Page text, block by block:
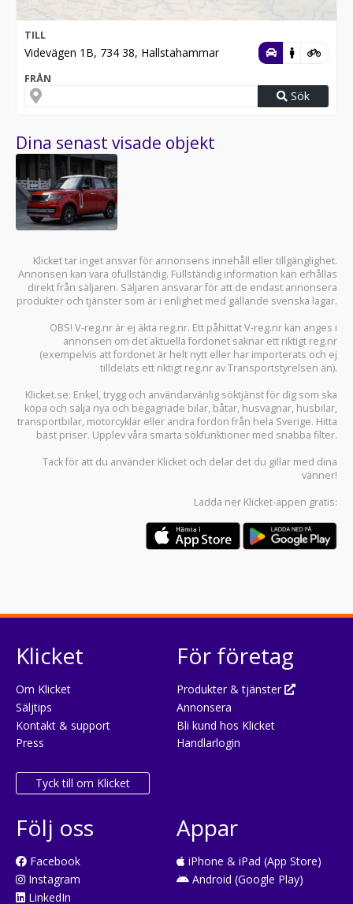
TILL
Videvägen 1B, 734 38, Hallstahammar
FRÅN
Sök
Dina senast visade objekt
Klicket tar inget ansvar för annonsens innehåll eller tillgänglighet.
Annonsen kan vara ofullständig. Fullständig information kan erhållas
direkt från säljaren. Säljaren ansvarar för att de endast annonsera
produkter och tjänster som är i enlighet med gällande svenska lagar.
OBS! V-reg.nr är ej äkta reg.nr. Ett påhittat V-reg.nr kan anges i
annonsen om det aktuella fordonet saknar ett riktigt reg.nr
(exempelvis att fordonet är helt nytt eller har importerats och ej
tilldelats ett riktigt reg.nr av Transportstyrelsen än).
Klicket.se: Enkel, trygg och användarvänlig söktjänst för dig som ska
köpa och sälja nya och begagnade bilar, båtar, husvagnar, husbilar,
transportbilar, motorcyklar eller andra fordon från hela Sverige. Hitta
bäst priser. Upplev våra smarta sökfunktioner med snabba filter.
Tack för att du använder Klicket och delar det du gillar med dina
vänner!
Ladda ner Klicket-appen gratis:
Klicket
Om Klicket
Säljtips
Kontakt & support
Press
Tyck till om Klicket
För företag
Produkter & tjänster
Annonsera
Bli kund hos Klicket
Handlarlogin
Följ oss
Facebook
Instagram
LinkedIn
Appar
iPhone & iPad (App Store)
Android (Google Play)